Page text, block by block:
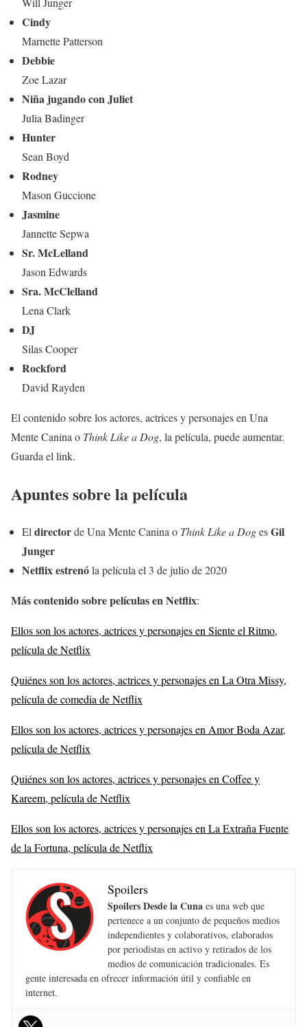
Cindy
Marnette Patterson
Debbie
Zoe Lazar
Niña jugando con Juliet
Julia Badinger
Hunter
Sean Boyd
Rodney
Mason Guccione
Jasmine
Jannette Sepwa
Sr. McLelland
Jason Edwards
Sra. McClelland
Lena Clark
DJ
Silas Cooper
Rockford
David Rayden
El contenido sobre los actores, actrices y personajes en Una
Mente Canina o Think Like a Dog, la película, puede aumentar.
Guarda el link.
Apuntes sobre la película
El directorde Una Mente Canina o Think Like a DogesGil
Junger
Netflix estrenóla película el 3 de julio de 2020
Más contenido sobre películas en Netflix:
Ellos son los actores, actrices y personajes en Siente el Ritmo,
película de Netflix
Quiénes son los actores, actrices y personajes en La Otra Missy,
película de comedia de Netflix
Ellos son los actores, actrices y personajes en Amor Boda Azar,
película de Netflix
Quiénes son los actores, actrices y personajes en Coffee y
Kareem, película de Netflix
Ellos son los actores, actrices y personajes en La Extraña Fuente
de la Fortuna, película de Netflix
Spoilers
Spoilers Desde la Cuna es una web que
pertenece a un conjunto de pequeños medios
independientes y colaborativos, elaborados
por periodistas en activo y retirados de los
medios de comunicación tradicionales. Es
gente interesada en ofrecer información útil y confiable en
internet.